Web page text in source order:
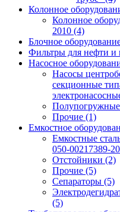
Колонное
Колонное
2010 (4)
Блочное
Фильтры для нефти и
Насосное
Насосы
секционные
Полупогружные
Прочие (1)
Емкостное
Емкостные
050-00217389-
Отстойники (2)
Прочие (5)
Сепараторы (5)
(5)